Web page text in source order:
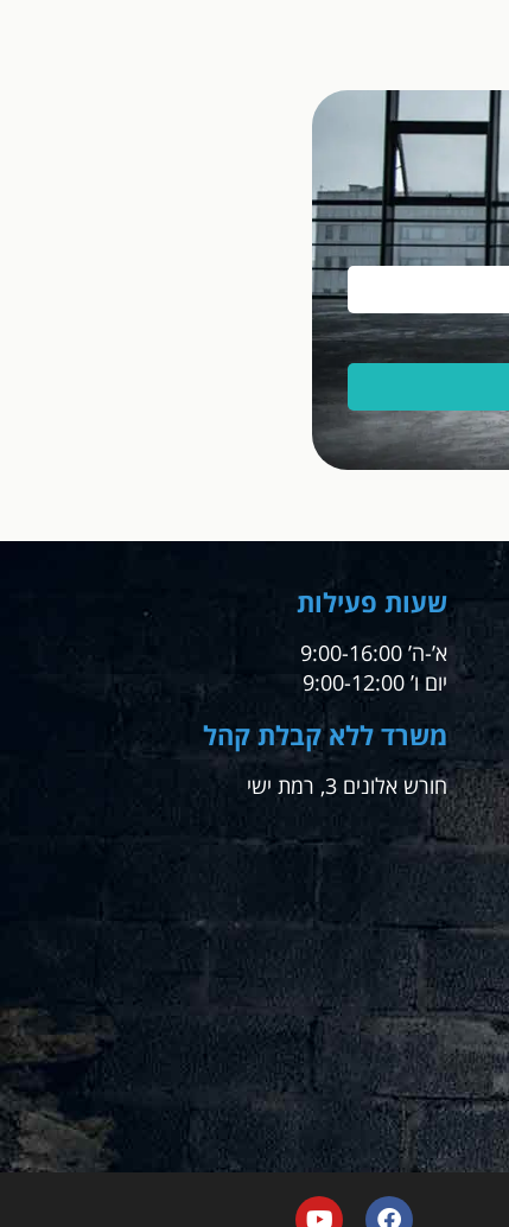
שעות פעילות
א’-ה’ 9:00-16:00
יום ו’ 9:00-12:00
משרד ללא קבלת קהל
חורש אלונים 3, רמת ישי